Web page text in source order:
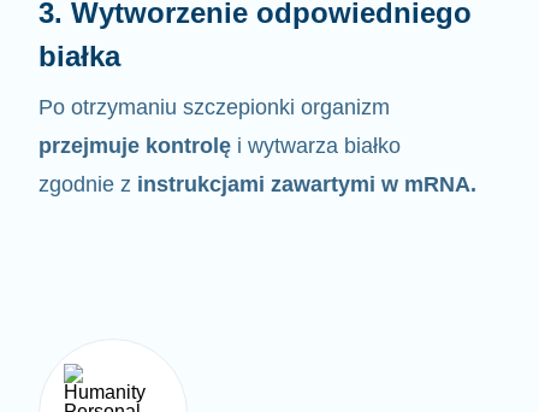
białka
Po otrzymaniu szczepionki organizm
przejmuje kontrolęi wytwarza białko
zgodnie zinstrukcjami zawartymi wmRNA.